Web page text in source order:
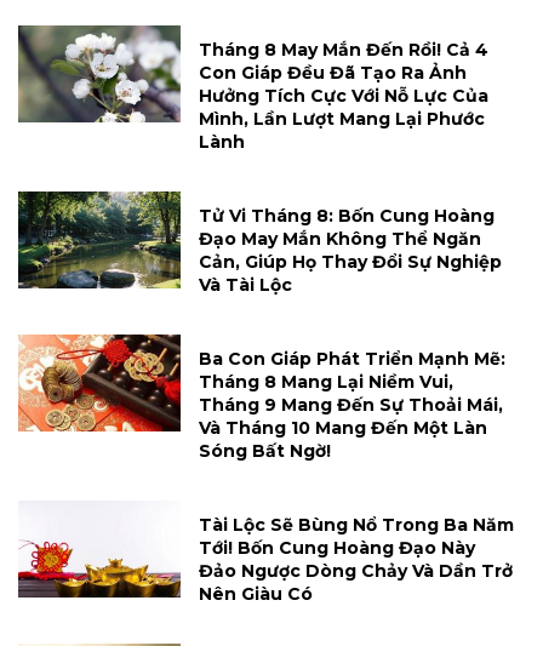
Tháng 8 May Mắn Đến Rồi! Cả 4
Con Giáp Đều Đã Tạo Ra Ảnh
Hưởng Tích Cực Với Nỗ Lực Của
Mình, Lần Lượt Mang Lại Phước
Lành
Tử Vi Tháng 8: Bốn Cung Hoàng
Đạo May Mắn Không Thể Ngăn
Cản, Giúp Họ Thay Đổi Sự Nghiệp
Và Tài Lộc
Ba Con Giáp Phát Triển Mạnh Mẽ:
Tháng 8 Mang Lại Niềm Vui,
Tháng 9 Mang Đến Sự Thoải Mái,
Và Tháng 10 Mang Đến Một Làn
Sóng Bất Ngờ!
Tài Lộc Sẽ Bùng Nổ Trong Ba Năm
Tới! Bốn Cung Hoàng Đạo Này
Đảo Ngược Dòng Chảy Và Dần Trở
Nên Giàu Có